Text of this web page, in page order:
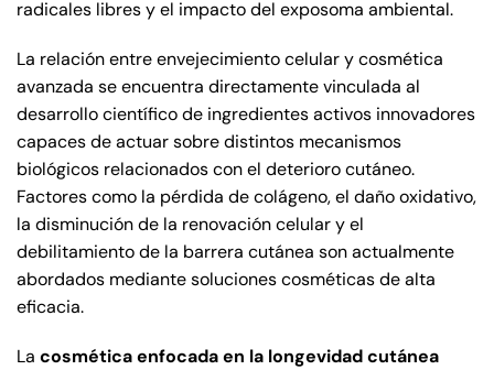
radicales libres y el impacto del exposoma ambiental.
La relación entre envejecimiento celular y cosmética
avanzada se encuentra directamente vinculada al
desarrollo científico de ingredientes activos innovadores
capaces de actuar sobre distintos mecanismos
biológicos relacionados con el deterioro cutáneo.
Factores como la pérdida de colágeno, el daño oxidativo,
la disminución de la renovación celular y el
debilitamiento de la barrera cutánea son actualmente
abordados mediante soluciones cosméticas de alta
eficacia.
La cosmética enfocada en la longevidad cutánea